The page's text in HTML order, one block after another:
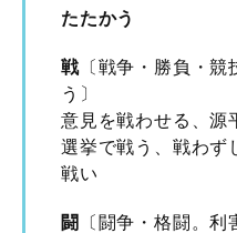
たたかう
戦〔戦争・勝負・競
う〕
意見を戦わせる、源
選挙で戦う、戦わず
戦い
闘 〔闘争・格闘。